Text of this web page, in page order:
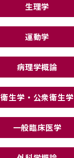
生理学
運動学
病理学概論
衛生学・公衆衛生学
一般臨床医学